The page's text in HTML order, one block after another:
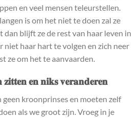
en veel mensen teleurstellen.
is om het niet te doen zal ze
dan blijft ze de rest van haar leven in
haar hart te volgen en zich neer
ze om het te aanvaarden.
𝐳𝐢𝐭𝐭𝐞𝐧 𝐞𝐧 𝐧𝐢𝐤𝐬 𝐯𝐞𝐫𝐚𝐧𝐝𝐞𝐫𝐞𝐧
geen kroonprinses en moeten zelf
als we groot zijn. Vroeg in je